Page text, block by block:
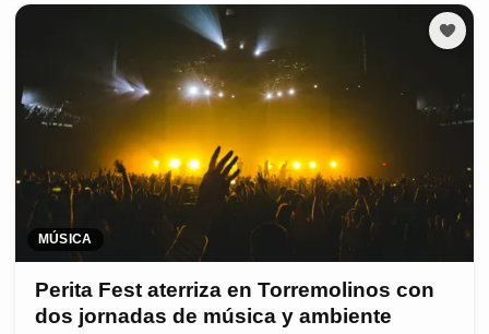
MÚSICA
Perita Fest aterriza en Torremolinos con
dos jornadas de música y ambiente